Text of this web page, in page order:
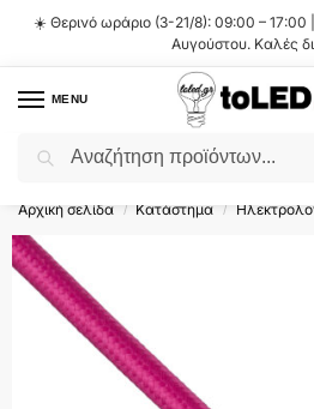
☀️ Θερινό ωράριο (3-21/8): 09:00 – 17:00
Αυγούστου. Καλές
MENU
Flash Sale ⚡ 10% Έκπτωση με
Αρχική σελίδα / Κατάστημα /